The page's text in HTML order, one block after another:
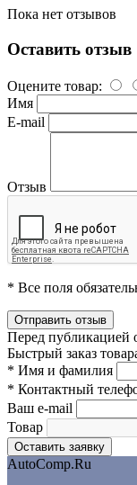
Пока нет отзывов
Оставить отзыв
Оцените товар:
Имя
E-mail
Отзыв
* Все поля
Перед публикацией
Быстрый заказ
* Имя и фамилия
* Контактный
Ваш e-mail
Товар
AutoComp.Ru